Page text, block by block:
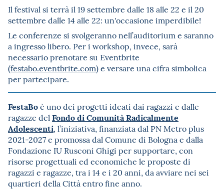
Il festival si terrà il 19 settembre dalle 18 alle 22 e il 20
settembre dalle 14 alle 22: un'occasione imperdibile!
Le conferenze si svolgeranno nell’auditorium e saranno
a ingresso libero. Per i workshop, invece, sarà
necessario prenotare su Eventbrite
(festabo.eventbrite.com) e versare una cifra simbolica
per partecipare.
FestaBoè uno dei progetti ideati dai ragazzi e dalle
ragazze del Fondo di Comunità Radicalmente
Adolescenti, l’iniziativa, finanziata dal PN Metro plus
2021-2027 e promossa dal Comune di Bologna e dalla
Fondazione IU Rusconi Ghigi per supportare, con
risorse progettuali ed economiche le proposte di
ragazzi e ragazze, tra i 14 e i 20 anni, da avviare nei sei
quartieri della Città entro fine anno.